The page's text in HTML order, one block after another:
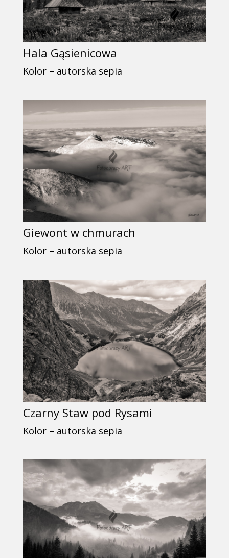
Hala Gąsienicowa
Kolor – autorska sepia
Giewont w chmurach
Kolor – autorska sepia
Czarny Staw pod Rysami
Kolor – autorska sepia